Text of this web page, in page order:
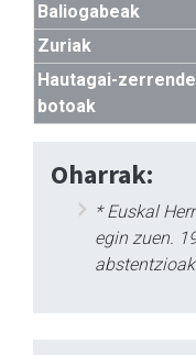
Baliogabeak
Zuriak
Hautagai-
botoak
Oharrak:
* Euskal
egin zuen.